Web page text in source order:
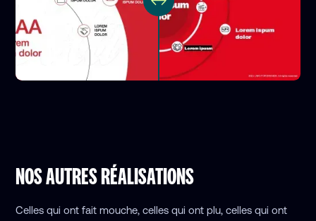
NOS AUTRES RÉALISATIONS
Celles qui ont fait mouche, celles qui ont plu, celles qui ont